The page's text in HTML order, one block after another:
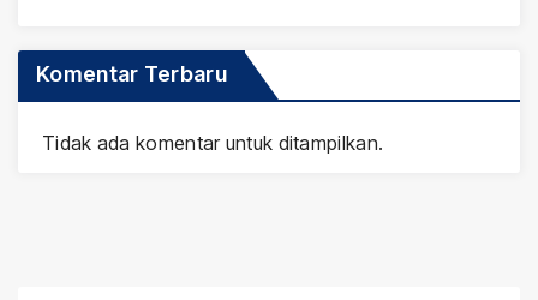
Komentar Terbaru
Tidak ada komentar untuk ditampilkan.